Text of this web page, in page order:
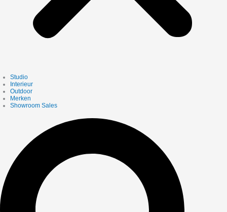
Studio
Interieur
Outdoor
Merken
Showroom Sales